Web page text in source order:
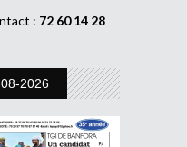
: 72 60 14 28
2026